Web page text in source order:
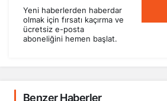
Yeni haberlerden haberdar
olmak için fırsatı kaçırma ve
ücretsiz e-posta
aboneliğini hemen başlat.
Benzer Haberler